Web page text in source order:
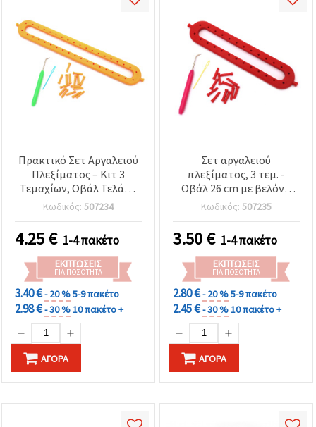
Πρακτικό Σετ Αργαλειού
Πλεξίματος – Κιτ 3
Τεμαχίων, Οβάλ Τελάρο
36 cm με Βελόνα και
Βελονάκι
Κωδικός: 507234
4.25€ 1-4 πακέτο
ΕΚΠΤΏΣΕΙΣ
ΓΙΑ ΠΟΣΌΤΗΤΑ
3.40 €- 20 %5-9 πακέτο
2.98 €- 30 %10 πακέτο +
ΑΓΟΡΆ
Σετ αργαλειού
πλεξίματος, 3 τεμ. -
Οβάλ 26 cm με βελόνα
και βελονάκι
Κωδικός: 507235
3.50€ 1-4 πακέτο
ΕΚΠΤΏΣΕΙΣ
ΓΙΑ ΠΟΣΌΤΗΤΑ
2.80 €- 20 %5-9 πακέτο
2.45 €- 30 %10 πακέτο +
ΑΓΟΡΆ